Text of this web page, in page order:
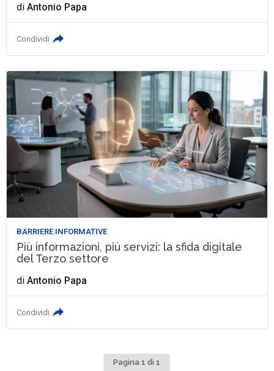
diAntonio Papa
Condividi
BARRIERE INFORMATIVE
Più informazioni, più servizi: la sfida digitale
del Terzo settore
diAntonio Papa
Condividi
Pagina 1 di 1